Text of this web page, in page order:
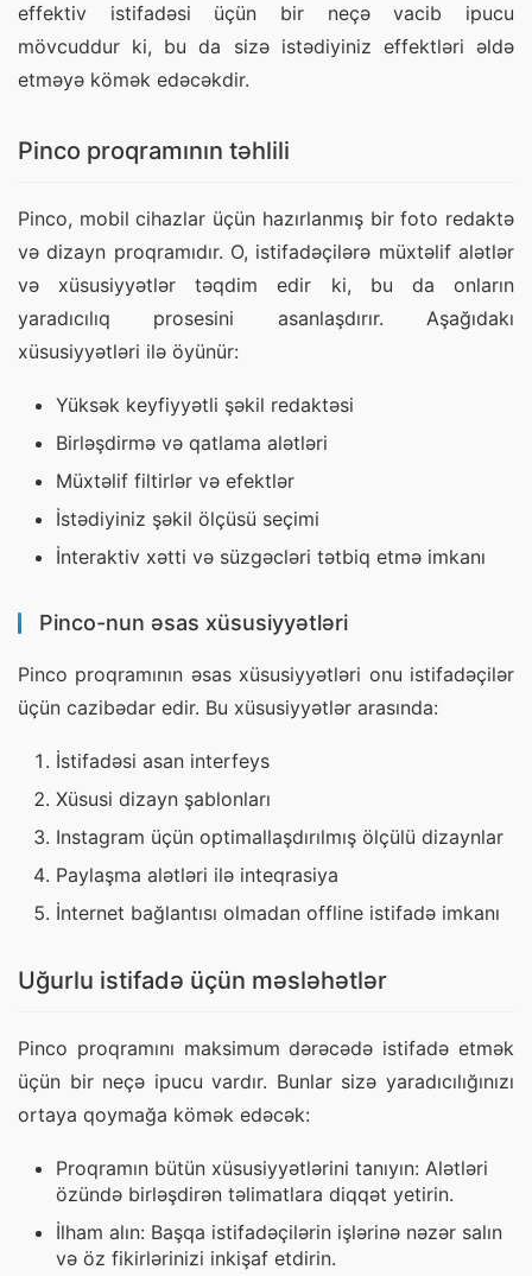
effektiv istifadəsi üçün bir neçə vacib ipucu
mövcuddur ki, bu da sizə istədiyiniz effektləri əldə
etməyə kömək edəcəkdir.
Pinco proqramının təhlili
Pinco, mobil cihazlar üçün hazırlanmış bir foto redaktə
və dizayn proqramıdır. O, istifadəçilərə müxtəlif alətlər
və xüsusiyyətlər təqdim edir ki, bu da onların
yaradıcılıq prosesini asanlaşdırır. Aşağıdakı
xüsusiyyətləri ilə öyünür:
Yüksək keyfiyyətli şəkil redaktəsi
Birləşdirmə və qatlama alətləri
Müxtəlif filtirlər və efektlər
İstədiyiniz şəkil ölçüsü seçimi
İnteraktiv xətti və süzgəcləri tətbiq etmə imkanı
Pinco-nun əsas xüsusiyyətləri
Pinco proqramının əsas xüsusiyyətləri onu istifadəçilər
üçün cazibədar edir. Bu xüsusiyyətlər arasında:
İstifadəsi asan interfeys
Xüsusi dizayn şablonları
Instagram üçün optimallaşdırılmış ölçülü dizaynlar
Paylaşma alətləri ilə inteqrasiya
İnternet bağlantısı olmadan offline istifadə imkanı
Uğurlu istifadə üçün məsləhətlər
Pinco proqramını maksimum dərəcədə istifadə etmək
üçün bir neçə ipucu vardır. Bunlar sizə yaradıcılığınızı
ortaya qoymağa kömək edəcək:
Proqramın bütün xüsusiyyətlərini tanıyın: Alətləri
özündə birləşdirən təlimatlara diqqət yetirin.
İlham alın: Başqa istifadəçilərin işlərinə nəzər salın
və öz fikirlərinizi inkişaf etdirin.